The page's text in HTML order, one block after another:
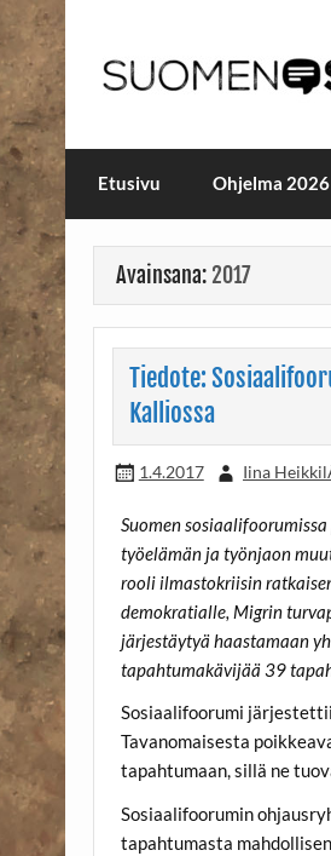
Skip
content
Etusivu Ohjelma 2026
Avainsana: 2017
Tiedote:
Kalliossa
1.4.2017 Iina
Suomen
työelämän ja työnjaon
rooli ilmastokriisin
demokratialle, Migrin
järjestäytyä haastamaan
tapahtumakävijää 39
Sosiaalifoorumi
Tavanomaisesta
tapahtumaan, sillä ne
Sosiaalifoorumin
tapahtumasta